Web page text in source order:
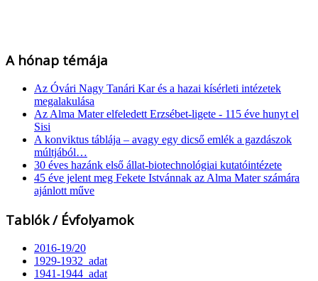
A hónap témája
Az Óvári Nagy Tanári Kar és a hazai kísérleti intézetek
megalakulása
Az Alma Mater elfeledett Erzsébet-ligete - 115 éve hunyt el
Sisi
A konviktus táblája – avagy egy dicső emlék a gazdászok
múltjából…
30 éves hazánk első állat-biotechnológiai kutatóintézete
45 éve jelent meg Fekete Istvánnak az Alma Mater számára
ajánlott műve
Tablók / Évfolyamok
2016-19/20
1929-1932_adat
1941-1944_adat